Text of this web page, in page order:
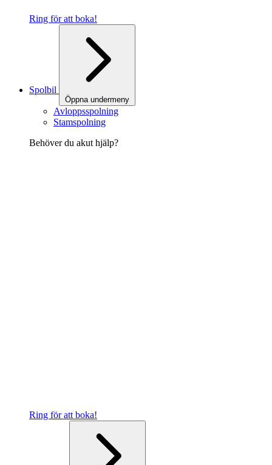
Ring för att boka!
Spolbil
Öppna undermeny
Avloppsspolning
Stamspolning
Behöver du akut hjälp?
Ring för att boka!